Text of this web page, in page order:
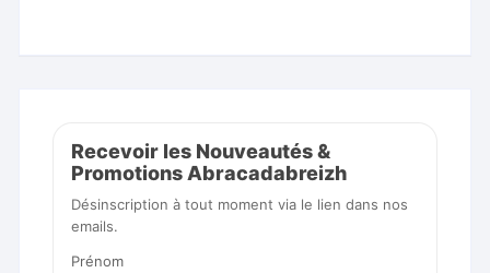
Recevoir les Nouveautés &
Promotions Abracadabreizh
Désinscription à tout moment via le lien dans nos
emails.
Prénom